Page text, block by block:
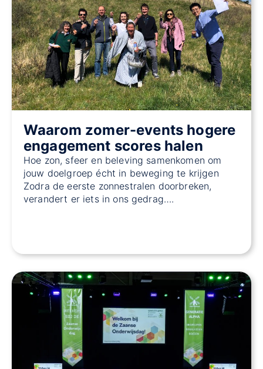
Waarom zomer-events hogere
engagement scores halen
Hoe zon, sfeer en beleving samenkomen om
jouw doelgroep écht in beweging te krijgen
Zodra de eerste zonnestralen doorbreken,
verandert er iets in ons gedrag….